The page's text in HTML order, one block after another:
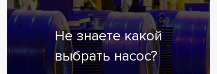
Не знаете какой
выбрать насос?